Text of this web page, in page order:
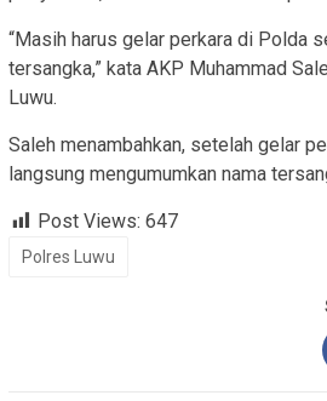
“Masih harus gelar perkara di Polda
tersangka,” kata AKP Muhammad
Luwu.
Saleh menambahkan, setelah gelar
langsung mengumumkan nama
Post Views: 647
Polres Luwu